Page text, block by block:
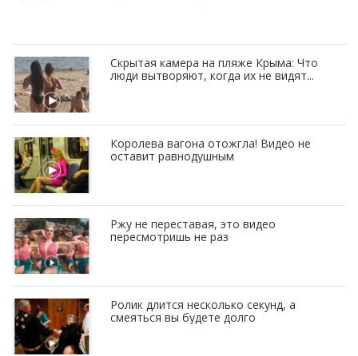
Скрытая камера на пляже Крыма: Что
люди вытворяют, когда их не видят...
Королева вагона отожгла! Видео не
оставит равнодушным
Ржу не переставая, это видео
пересмотришь не раз
Ролик длится несколько секунд, а
смеяться вы будете долго